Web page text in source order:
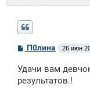
С
о
б
щ
П0лина 26 июн
Удачи вам
результатов.!